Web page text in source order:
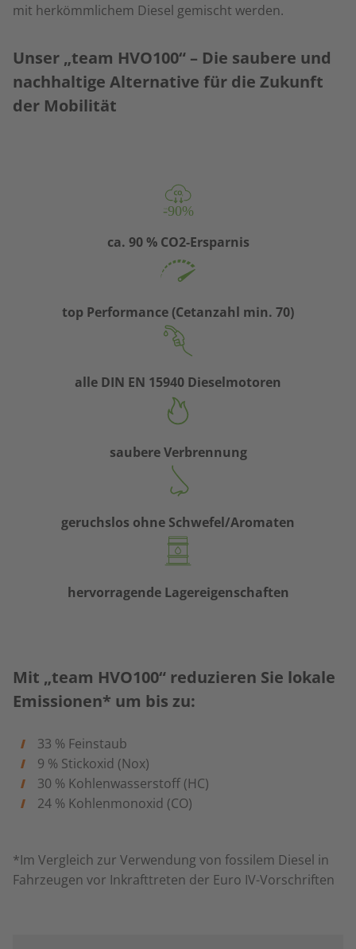
mit herkömmlichem Diesel gemischt werden.
Unser „team HVO100“ – Die saubere und
nachhaltige Alternative für die Zukunft
der Mobilität
ca. 90 % CO2-Ersparnis
top Performance (Cetanzahl min. 70)
alle DIN EN 15940 Dieselmotoren
saubere Verbrennung
geruchslos ohne Schwefel/Aromaten
hervorragende Lagereigenschaften
Mit „team HVO100“ reduzieren Sie lokale
Emissionen* um bis zu:
33 % Feinstaub
9 % Stickoxid (Nox)
30 % Kohlenwasserstoff (HC)
24 % Kohlenmonoxid (CO)
*Im Vergleich zur Verwendung von fossilem Diesel in
Fahrzeugen vor Inkrafttreten der Euro IV-Vorschriften